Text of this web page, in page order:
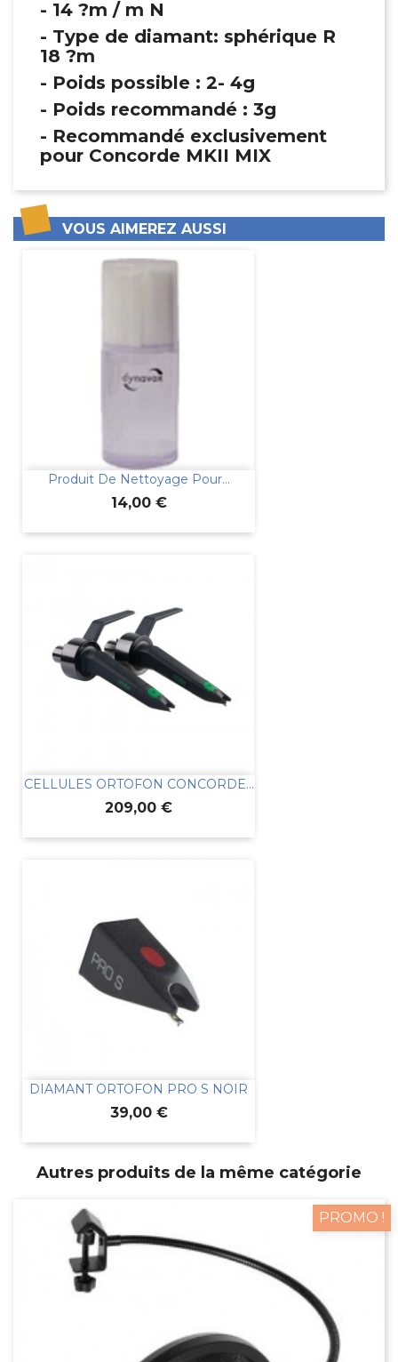
- 14 ?m / m N
- Type de diamant: sphérique R
18 ?m
- Poids possible : 2- 4g
- Poids recommandé : 3g
- Recommandé exclusivement
pour Concorde MKII MIX
VOUS AIMEREZ AUSSI
Produit De Nettoyage Pour...
Prix
14,00 €
CELLULES ORTOFON CONCORDE...
Prix
209,00 €
DIAMANT ORTOFON PRO S NOIR
Prix
39,00 €
Autres produits de la même catégorie
PROMO !